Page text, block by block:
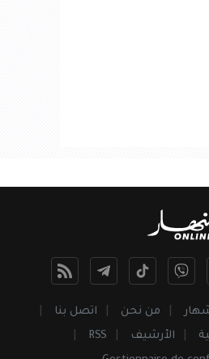
من نحن
اتصل بنا
الأرشيف
RSS